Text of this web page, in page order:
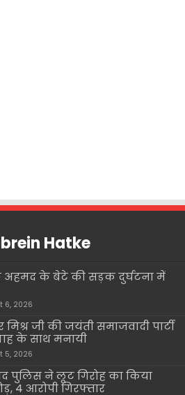
Hatke
अहमद के बेटे की सड़क दुर्घटना में
6, 2026
मिश्र जी की जयंती समाजवादी पार्टी
के साथ मनायी
5, 2026
पुलिस ने लूट गिरोह का किया
4 आरोपी गिरफ्तार